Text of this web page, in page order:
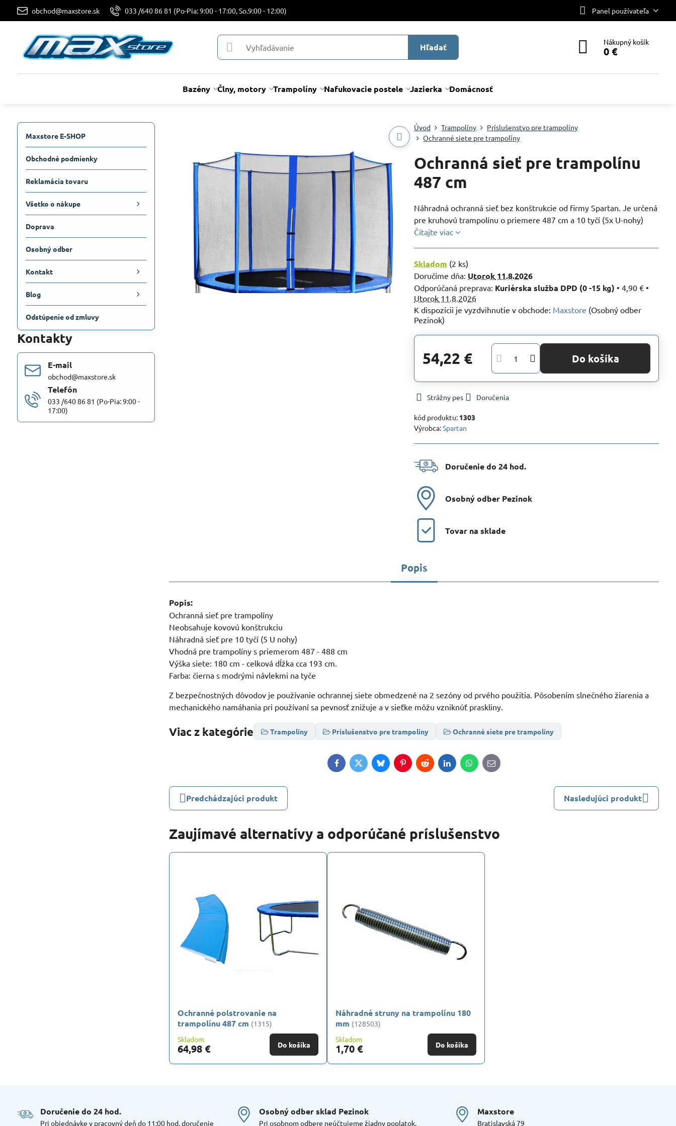
obchod@maxstore.sk 033 /640 86 81 (Po-Pia: 9:00 - 17:00, So.9:00 - 12:00) Panel používateľa
Hľadať Nákupný košík
0 €
Bazény Člny, motory Trampolíny Nafukovacie postele Jazierka Domácnosť
Úvod Trampolíny
Príslušenstvo pre trampolíny
Ochranné siete pre trampolíny
Ochranná sieť pre trampolínu
487 cm
Náhradná ochranná sieť bez konštrukcie od firmy Spartan. Je určená
pre kruhovú trampolínu o priemere 487 cm a 10 tyčí (5x U-nohy)
Čítajte viac
Skladom (2 ks)
Doručíme dňa: Utorok 11.8.2026
Kuriérska služba DPD (0 -15 kg) •4,90 € •
Utorok 11.8.2026
Maxstore (Osobný odber
Pezinok)
54,22 € Do košíka
Strážny pes Doručenia
kód produktu: 1303
Výrobca:Spartan
Doručenie do 24 hod​.
Osobný odber Pezinok
Tovar na sklade
Popis
Popis:
Ochranná sieť pre trampolíny
Neobsahuje kovovú konštrukciu
Náhradná sieť pre 10 tyčí (5 U nohy)
Vhodná pre trampolíny s priemerom 487 - 488 cm
Výška siete: 180 cm - celková dĺžka cca 193 cm.
Farba: čierna s modrými návlekmi na tyče
Z bezpečnostných dôvodov je používanie ochrannej siete obmedzené na 2 sezóny od prvého použitia. Pôsobením slnečného žiarenia a
mechanického namáhania pri používaní sa pevnosť znižuje a v sieťke môžu vzniknúť praskliny.
Viac z kategórie Trampolíny Príslušenstvo pre trampolíny Ochranné siete pre trampolíny
FacebookTwitterBlueskyPinterestRedditLinkedInWhatsApp
E-
mail
Predchádzajúci produkt Nasledujúci produkt
Zaujímavé alternatívy a odporúčané príslušenstvo
Ochranné polstrovanie na
trampolínu 487 cm (1315)
Skladom
64,98 € Do košíka
Náhradné struny na trampolínu 180
mm (128503)
Skladom
1,70 € Do košíka
Maxstore E-SHOP
Obchodné podmienky
Reklamácia tovaru
Všetko o nákupe
Doprava
Osobný odber
Kontakt
Blog
Odstúpenie od zmluvy
Kontakty
E-mail
obchod@maxstore.sk
Telefón
033 /640 86 81 (Po-Pia: 9:00 -
17:00)
Doručenie do 24 hod​.
Pri objednávke v pracovný deň do 11:00 hod, doručenie
Osobný odber sklad Pezinok
Pri osobnom odbere neúčtujeme žiadny poplatok.
Maxstore
Bratislavská 79